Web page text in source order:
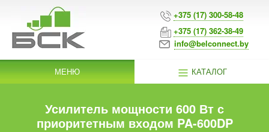
+375 (17) 300-58-48
+375 (17) 362-38-49
info@belconnect.by
МЕНЮ КАТАЛОГ
Усилитель мощности 600 Вт с
приоритетным входом PA-600DP